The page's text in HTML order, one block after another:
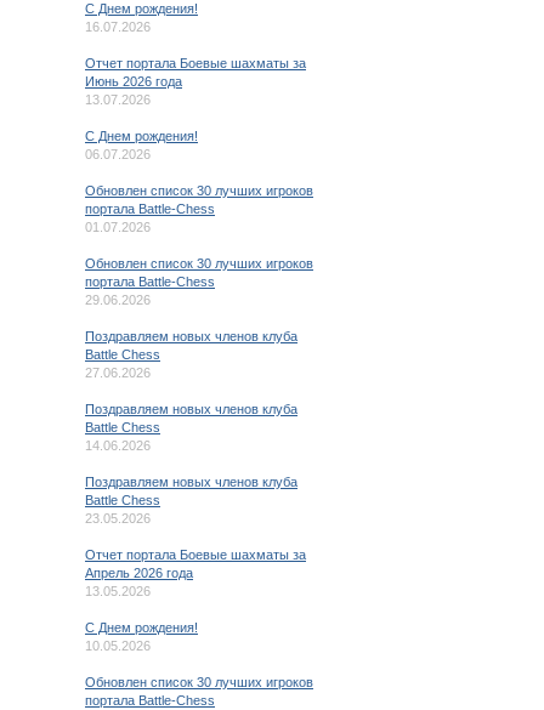
C Днем рождения!
16.07.2026
Отчет портала Боевые шахматы за
Июнь 2026 года
13.07.2026
C Днем рождения!
06.07.2026
Обновлен список 30 лучших игроков
портала Battle-Chess
01.07.2026
Обновлен список 30 лучших игроков
портала Battle-Chess
29.06.2026
Поздравляем новых членов клуба
Battle Chess
27.06.2026
Поздравляем новых членов клуба
Battle Chess
14.06.2026
Поздравляем новых членов клуба
Battle Chess
23.05.2026
Отчет портала Боевые шахматы за
Апрель 2026 года
13.05.2026
C Днем рождения!
10.05.2026
Обновлен список 30 лучших игроков
портала Battle-Chess